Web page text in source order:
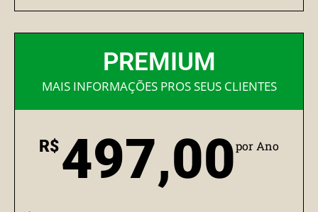
PREMIUM
MAIS INFORMAÇÕES PROS SEUS CLIENTES
R$497,00por Ano